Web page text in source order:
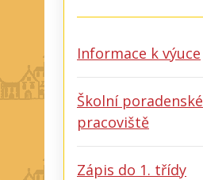
Informace k výuce
Školní poradenské
pracoviště
Zápis do 1. třídy